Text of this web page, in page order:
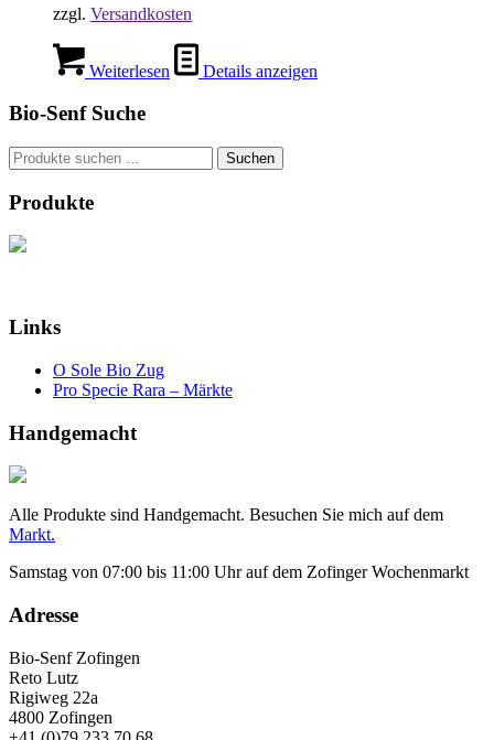
zzgl. Versandkosten
Weiterlesen Details anzeigen
Bio-Senf Suche
Suchen
nach:
Suchen
Produkte
Links
O Sole Bio Zug
Pro Specie Rara – Märkte
Handgemacht
Alle Produkte sind Handgemacht. Besuchen Sie mich auf dem
Markt.
Samstag von 07:00 bis 11:00 Uhr auf dem Zofinger Wochenmarkt
Adresse
Bio-Senf Zofingen
Reto Lutz
Rigiweg 22a
4800 Zofingen